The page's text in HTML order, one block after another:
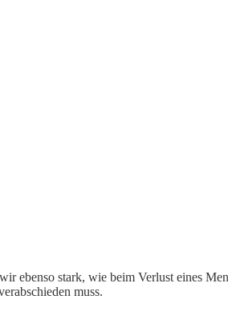
ebenso stark, wie beim Verlust eines
muss.